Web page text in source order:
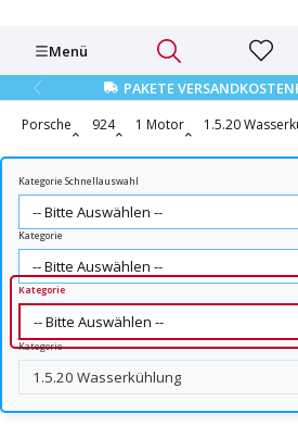
Menü
PAKETE
Porsche 924 1 Motor 1.5.20
Kategorie Schnellauswahl
Kategorie
Kategorie
Kategorie